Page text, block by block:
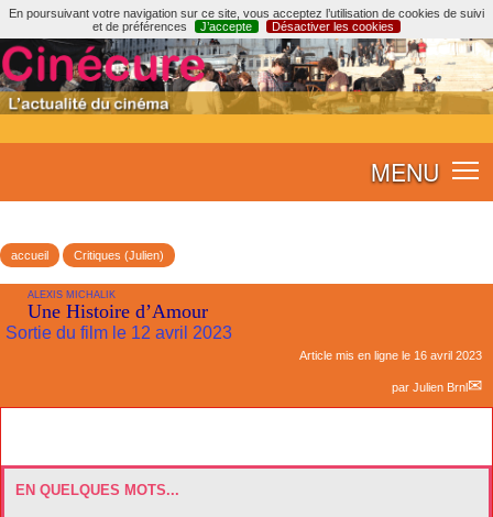
En poursuivant votre navigation sur ce site, vous acceptez l’utilisation de cookies de suivi
et de préférences
J’accepte Désactiver les cookies
MENU
accueil Critiques (Julien)
ALEXIS MICHALIK
Une Histoire d’Amour
Sortie du film le 12 avril 2023
Article mis en ligne le 16 avril 2023
par Julien Brnl
EN QUELQUES MOTS...